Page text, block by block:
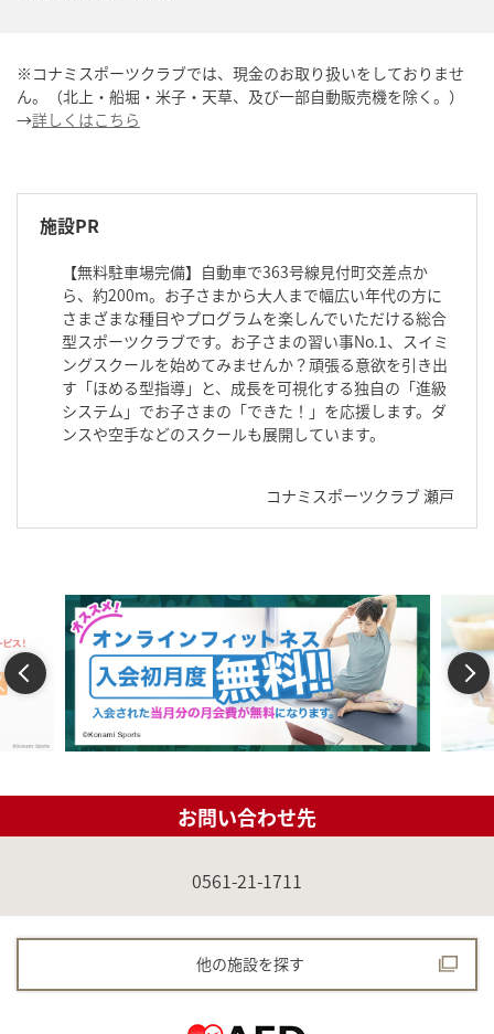
※コナミスポーツクラブでは、現金のお取り扱いをしておりませ
ん。（北上・船堀・米子・天草、及び一部自動販売機を除く。）
→詳しくはこちら
施設PR
【無料駐車場完備】自動車で363号線見付町交差点か
ら、約200m。お子さまから大人まで幅広い年代の方に
さまざまな種目やプログラムを楽しんでいただける総合
型スポーツクラブです。お子さまの習い事No.1、スイミ
ングスクールを始めてみませんか？頑張る意欲を引き出
す「ほめる型指導」と、成長を可視化する独自の「進級
システム」でお子さまの「できた！」を応援します。ダ
ンスや空手などのスクールも展開しています。
コナミスポーツクラブ 瀬戸
Previous Next
お問い合わせ先
0561-21-1711
他の施設を探す